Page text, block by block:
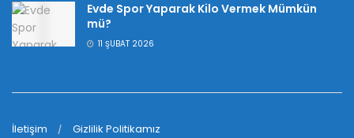
Evde Spor Yaparak Kilo Vermek Mümkün
mü?
11 ŞUBAT 2026
İletişim Gizlilik Politikamız